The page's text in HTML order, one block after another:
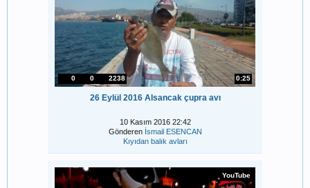
0 0 2238 0:25
26 Eylül 2016 Alsancak çupra avı
10 Kasım 2016 22:42
Gönderen İsmail ESENCAN
Kıyıdan balık avları
YouTube